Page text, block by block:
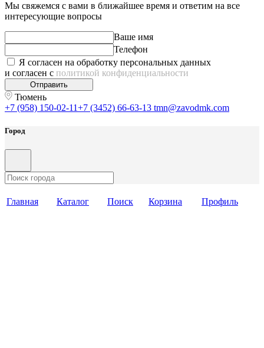
Мы свяжемся с вами в ближайшее время и ответим на все
интересующие вопросы
Ваше имя
Телефон
Я согласен на обработку персональных данных
и согласен с политикой конфиденциальности
Отправить
Тюмень
+7 (958) 150-02-11+7 (3452) 66-63-13 tmn@zavodmk.com
Город
Главная Каталог Поиск Корзина Профиль